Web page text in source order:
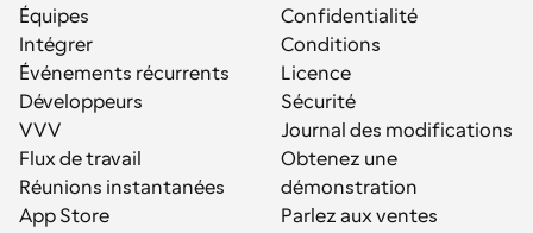
Équipes
Intégrer
Événements récurrents
Développeurs
VVV
Flux de travail
Réunions instantanées
App Store
Confidentialité
Conditions
Licence
Sécurité
Journal des modifications
Obtenez une
démonstration
Parlez aux ventes